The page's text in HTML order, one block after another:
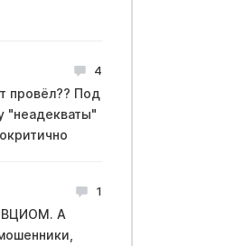
4
провёл?? Под
"неадекваты"
1
ВЦИОМ. А